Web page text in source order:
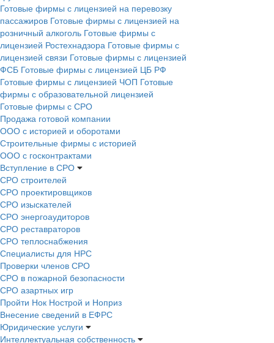
Готовые фирмы с лицензией на перевозку
пассажиров Готовые фирмы с лицензией на
розничный алкоголь Готовые фирмы с
лицензией Ростехнадзора Готовые фирмы с
лицензией связи Готовые фирмы с лицензией
ФСБ Готовые фирмы с лицензией ЦБ РФ
Готовые фирмы с лицензией ЧОП Готовые
фирмы с образовательной лицензией
Готовые фирмы с СРО
Продажа готовой компании
ООО с историей и оборотами
Строительные фирмы с историей
ООО с госконтрактами
Вступление в СРО
СРО строителей
СРО проектировщиков
СРО изыскателей
СРО энергоаудиторов
СРО реставраторов
СРО теплоснабжения
Специалисты для НРС
Проверки членов СРО
СРО в пожарной безопасности
СРО азартных игр
Пройти Нок Нострой и Ноприз
Внесение сведений в ЕФРС
Юридические услуги
Интеллектуальная собственность